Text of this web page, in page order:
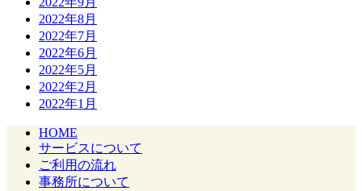
2022年8月
2022年7月
2022年6月
2022年5月
2022年2月
2022年1月
HOME
サービスについて
ご利用の流れ
事務所について